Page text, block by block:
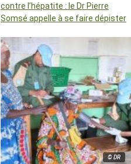
contre l’hépatite : le Dr Pierre
Somsé appelle à se faire dépister
© DR